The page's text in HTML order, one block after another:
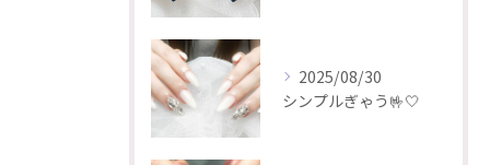
2025/08/30
シンプルぎゃう🤟🤍